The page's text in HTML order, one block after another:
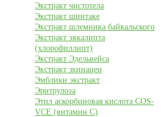
Экстракт чистотела
Экстракт шиитаке
Экстракт шлемника байкальского
Экстракт эвкалипта
(хлорофиллипт)
Экстракт Эдельвейса
Экстракт эхинацеи
Эмблики экстракт
Эритрулоза
Этил аскорбиновая кислота COS-
VCE (витамин С)